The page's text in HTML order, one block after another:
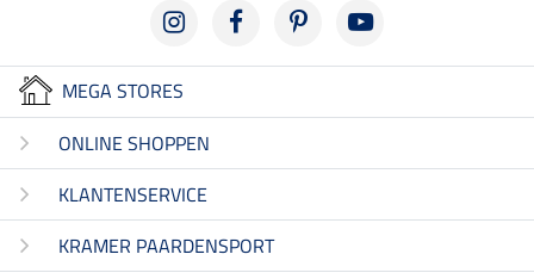
MEGA STORES
ONLINE SHOPPEN
KLANTENSERVICE
KRAMER PAARDENSPORT